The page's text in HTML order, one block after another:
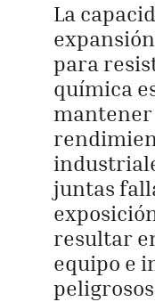
La
para
química
mantener
juntas
resultar
equipo e